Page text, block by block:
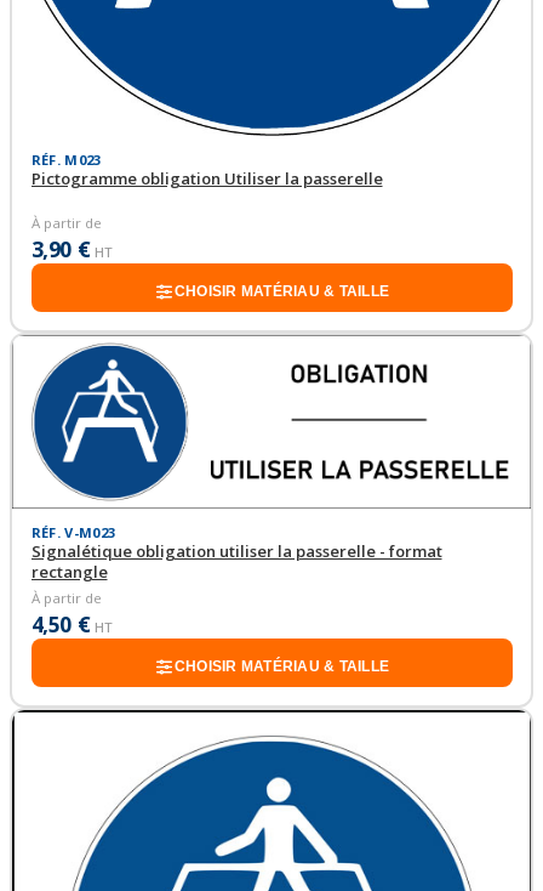
RÉF. M023
Pictogramme obligation Utiliser la passerelle
À partir de
3,90 € HT
CHOISIR MATÉRIAU & TAILLE
RÉF. V-M023
Signalétique obligation utiliser la passerelle - format
rectangle
À partir de
4,50 € HT
CHOISIR MATÉRIAU & TAILLE